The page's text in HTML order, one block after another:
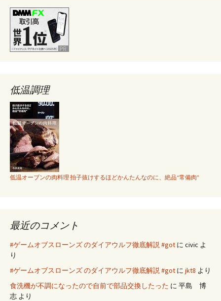
低温調理
低温オーブンの肉料理 拍子抜けするほどかんたんなのに、絶品“常備肉”
最近のコメント
#ゲームオブスローンズ のダイアウルフ徹底解説 #got に civic よ
り
#ゲームオブスローンズ のダイアウルフ徹底解説 #got に jkt8 より
食洗機が不調になったので自前で部品交換したった に 平島 博
志 より